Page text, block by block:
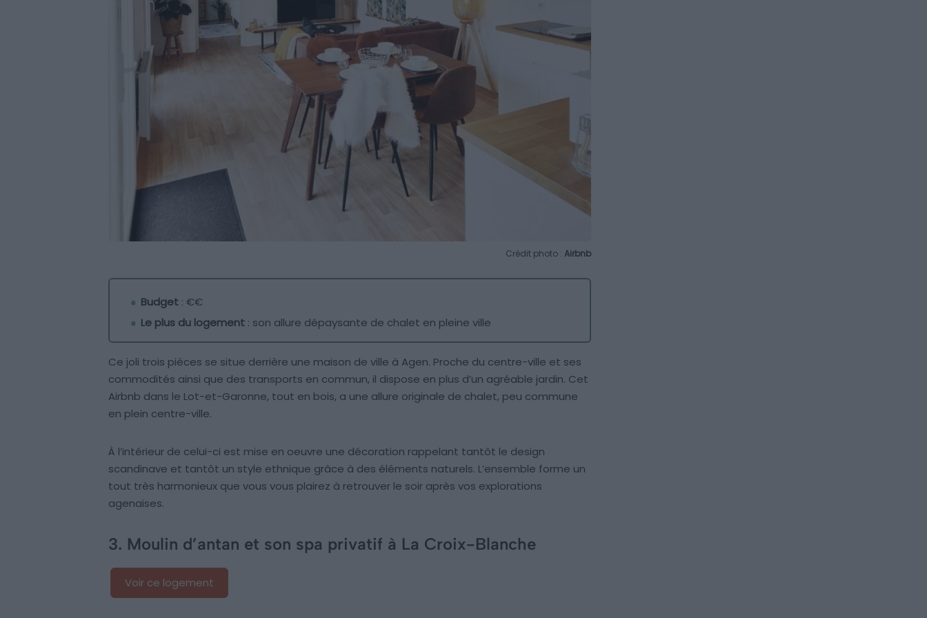
Crédit photo : Airbnb
Budget : €€
Le plus du logement : son allure dépaysante de chalet en pleine ville
Ce joli trois pièces se situe derrière une maison de ville à Agen. Proche du centre-ville et ses
commodités ainsi que des transports en commun, il dispose en plus d’un agréable jardin. Cet
Airbnb dans le Lot-et-Garonne, tout en bois, a une allure originale de chalet, peu commune
en plein centre-ville.
À l’intérieur de celui-ci est mise en oeuvre une décoration rappelant tantôt le design
scandinave et tantôt un style ethnique grâce à des éléments naturels. L’ensemble forme un
tout très harmonieux que vous vous plairez à retrouver le soir après vos explorations
agenaises.
3. Moulin d’antan et son spa privatif à La Croix-Blanche
Voir ce logement